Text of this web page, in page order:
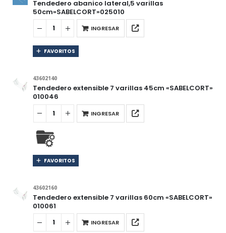
Tendedero abanico lateral,5 varillas
50cm»SABELCORT»025010
INGRESAR
FAVORITOS
43602140
Tendedero extensible 7 varillas 45cm «SABELCORT»
010046
INGRESAR
FAVORITOS
43602160
Tendedero extensible 7 varillas 60cm «SABELCORT»
010061
INGRESAR